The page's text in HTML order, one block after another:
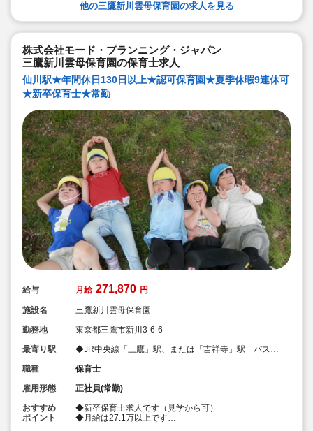
設などの割引）
◆退職金制度あり
◆職員同士の協力を大切にしています！保育経験がな
い、ブランクが有る方もOK（先輩スタッフがサポートし
ます！）
他の三鷹新川雲母保育園の求人を見る
株式会社モード・プランニング・ジャパン
三鷹新川雲母保育園の保育士求人
仙川駅★年間休日130日以上★認可保育園★夏季休暇9連休可
★新卒保育士★常勤
給与 月給 271,870 円
施設名
三鷹新川雲母保育園
勤務地
東京都三鷹市新川3-6-6
最寄り駅
◆JR中央線「三鷹」駅、または「吉祥寺」駅 バス
職種
保育士
雇用形態
正社員(常勤)
おすすめ
ポイント
◆新卒保育士求人です（見学から可）
◆月給は27.1万以上です